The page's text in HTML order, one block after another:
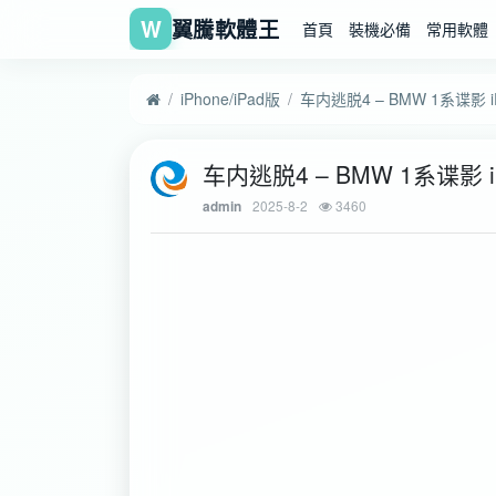
W 翼騰軟體王 首頁 裝機必備 常用軟體
iPhone/iPad版 车内逃脱4 – BMW 1系谍影
车内逃脱4 – BMW 1系谍影
admin 2025-8-2 3460